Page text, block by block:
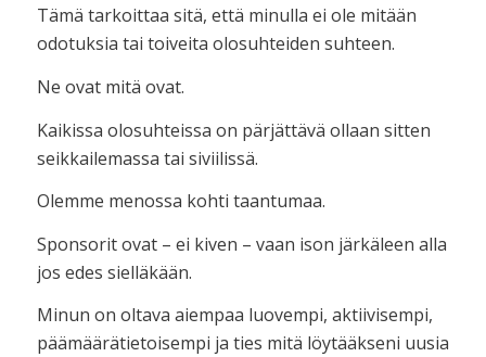
Tämä tarkoittaa sitä, että minulla ei ole mitään
odotuksia tai toiveita olosuhteiden suhteen.
Ne ovat mitä ovat.
Kaikissa olosuhteissa on pärjättävä ollaan sitten
seikkailemassa tai siviilissä.
Olemme menossa kohti taantumaa.
Sponsorit ovat – ei kiven – vaan ison järkäleen alla
jos edes sielläkään.
Minun on oltava aiempaa luovempi, aktiivisempi,
päämäärätietoisempi ja ties mitä löytääkseni uusia